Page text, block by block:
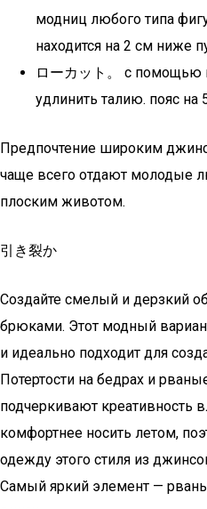
модниц любого типа
находится на 2 см ниже
ローカット。 с
удлинить талию. пояс на
Предпочтение широким
чаще всего отдают молодые
плоским животом.
引き裂か
Создайте смелый и дерзкий
брюками. Этот модный
и идеально подходит для
Потертости на бедрах и
подчеркивают креативность
комфортнее носить летом,
одежду этого стиля из
Самый яркий элемент —